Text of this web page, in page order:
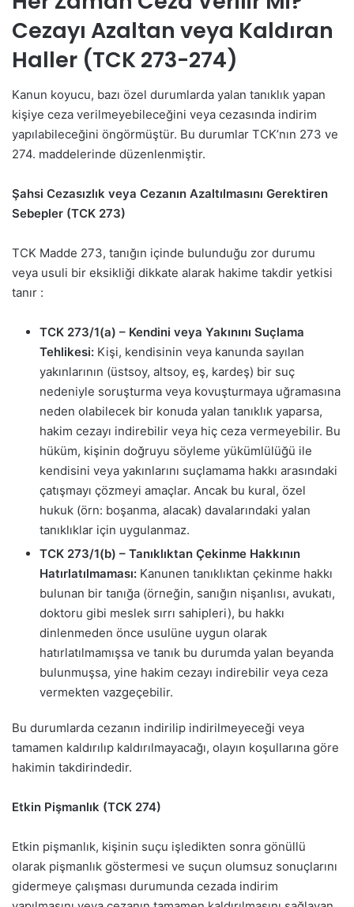
Cezayı Azaltan veya Kaldıran
Haller (TCK 273-274)
Kanun koyucu, bazı özel durumlarda yalan tanıklık yapan
kişiye ceza verilmeyebileceğini veya cezasında indirim
yapılabileceğini öngörmüştür. Bu durumlar TCK’nın 273 ve
274. maddelerinde düzenlenmiştir.
Şahsi Cezasızlık veya Cezanın Azaltılmasını Gerektiren
Sebepler (TCK 273)
TCK Madde 273, tanığın içinde bulunduğu zor durumu
veya usuli bir eksikliği dikkate alarak hakime takdir yetkisi
tanır :
TCK 273/1(a) – Kendini veya Yakınını Suçlama
Tehlikesi: Kişi, kendisinin veya kanunda sayılan
yakınlarının (üstsoy, altsoy, eş, kardeş) bir suç
nedeniyle soruşturma veya kovuşturmaya uğramasına
neden olabilecek bir konuda yalan tanıklık yaparsa,
hakim cezayı indirebilir veya hiç ceza vermeyebilir. Bu
hüküm, kişinin doğruyu söyleme yükümlülüğü ile
kendisini veya yakınlarını suçlamama hakkı arasındaki
çatışmayı çözmeyi amaçlar. Ancak bu kural, özel
hukuk (örn: boşanma, alacak) davalarındaki yalan
tanıklıklar için uygulanmaz.
TCK 273/1(b) – Tanıklıktan Çekinme Hakkının
Hatırlatılmaması: Kanunen tanıklıktan çekinme hakkı
bulunan bir tanığa (örneğin, sanığın nişanlısı, avukatı,
doktoru gibi meslek sırrı sahipleri), bu hakkı
dinlenmeden önce usulüne uygun olarak
hatırlatılmamışsa ve tanık bu durumda yalan beyanda
bulunmuşsa, yine hakim cezayı indirebilir veya ceza
vermekten vazgeçebilir.
Bu durumlarda cezanın indirilip indirilmeyeceği veya
tamamen kaldırılıp kaldırılmayacağı, olayın koşullarına göre
hakimin takdirindedir.
Etkin Pişmanlık (TCK 274)
Etkin pişmanlık, kişinin suçu işledikten sonra gönüllü
olarak pişmanlık göstermesi ve suçun olumsuz sonuçlarını
gidermeye çalışması durumunda cezada indirim